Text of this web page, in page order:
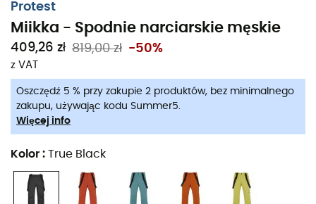
Protest
Miikka - Spodnie narciarskie męskie
409,26 zł 819,00 zł -50%
z VAT
Oszczędź 5 % przy zakupie 2 produktów, bez minimalnego
zakupu, używając kodu Summer5.
Więcej info
Kolor : True Black
zaprojektowane przez markę
Protest
, idealne do
zapewnienia ciepłych i suchych dni na stokach.